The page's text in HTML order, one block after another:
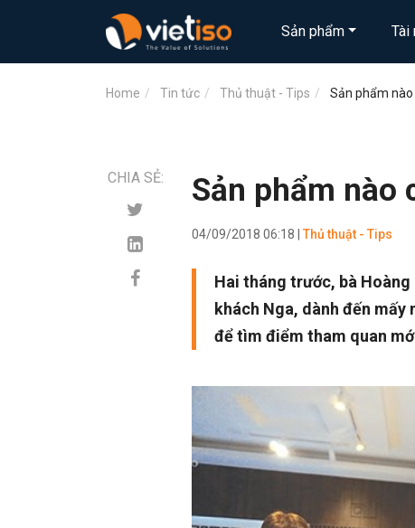
Sản phẩm Tài
Home Tin tức Thủ thuật - Tips Sản phẩm nào
CHIA SẺ: Sản phẩm nào
04/09/2018 06:18 | Thủ thuật - Tips
Hai tháng trước, bà
khách Nga, dành đến
để tìm điểm tham quan